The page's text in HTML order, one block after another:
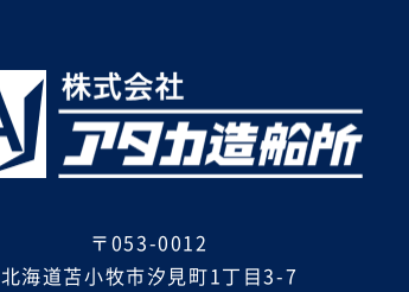
〒053-0012
北海道苫小牧市汐見町1丁目3-7